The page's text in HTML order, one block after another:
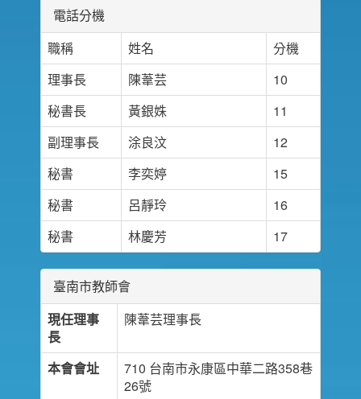
電話分機
職稱
姓名
分機
理事長
陳葦芸
10
秘書長
黃銀姝
11
副理事長
涂良汶
12
秘書
李奕婷
15
秘書
呂靜玲
16
秘書
林慶芳 17
臺南市教師會
現任理事
長
陳葦芸理事長
本會會址
710 台南市永康區中華二路358巷
26號